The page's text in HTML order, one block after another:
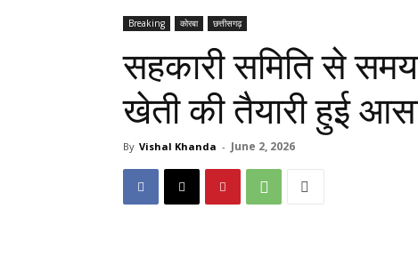
Breaking कोरबा छत्तीसगढ़
सहकारी समिति से
खेती की तैयारी हुई
By Vishal Khanda - June 2, 2026